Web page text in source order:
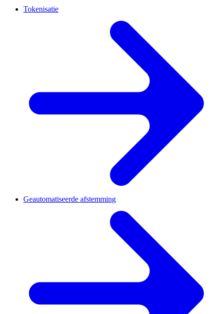
Tokenisatie
Geautomatiseerde afstemming